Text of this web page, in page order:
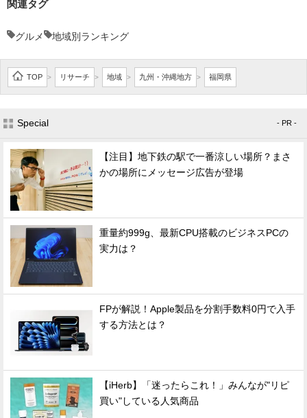
関連タグ
グルメ 地域別ランキング
TOP > リサーチ > 地域 > 九州・沖縄地方 > 福岡県
Special - PR -
【注目】地下鉄の駅で一番涼しい場所？まさ
かの場所にメッセージ広告が登場
重量約999g、最新CPU搭載のビジネスPCの
実力は？
FPが解説！Apple製品を分割手数料0円で入手
する方法とは？
【iHerb】「迷ったらこれ！」みんなが"リピ
買い"している人気商品